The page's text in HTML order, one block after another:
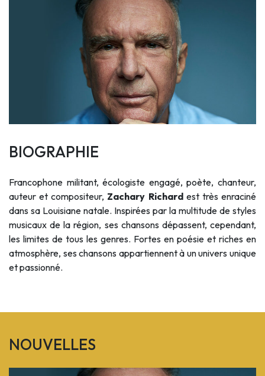
BIOGRAPHIE
Francophone militant, écologiste engagé, poète, chanteur,
auteur et compositeur, Zachary Richardest très enraciné
dans sa Louisiane natale. Inspirées par la multitude de styles
musicaux de la région, ses chansons dépassent, cependant,
les limites de tous les genres. Fortes en poésie et riches en
atmosphère, ses chansons appartiennent à un univers unique
et passionné.
NOUVELLES